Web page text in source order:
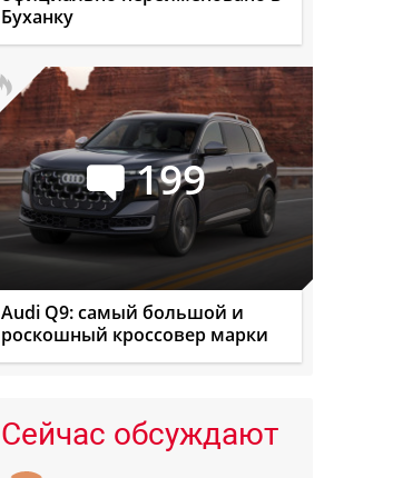
Буханку
199
Audi Q9: самый большой и
роскошный кроссовер марки
Сейчас обсуждают